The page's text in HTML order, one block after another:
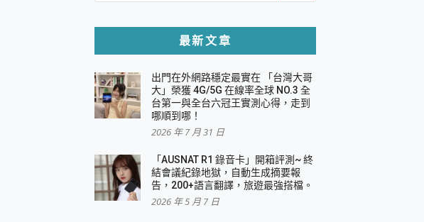
藍寶石鏡頭貼與軍規防摔殼完整開箱評價
評測
定版本 開箱 評測
身碟或SD卡
析 × 年末優惠，一篇全看懂
2 幻彩膠囊投影機｜結合「 智慧投影 & 煥彩流動 」的沈浸
與 Mercury X 系列 輕量無線電競滑鼠 開箱 評測
電競螢幕，多工辦公、爽度滿滿的終極桌面體驗
證的手機配件品牌
報徵稿活動」好康大放送
磁吸無線急速行動電源 開箱 評測
箱 評測
最新文章
出門在外網路穩定最實在 「台灣大哥
大」榮獲 4G/5G 在線率全球 NO.3 全
台第一與全台六冠王實測心得，走到
哪順到哪！
2026 年 7 月 31 日
「AUSNAT R1 錄音卡」開箱評測~ 終
結會議紀錄地獄，自動生成摘要報
告，200+語言翻譯，旅遊最強搭檔。
2026 年 5 月 7 日